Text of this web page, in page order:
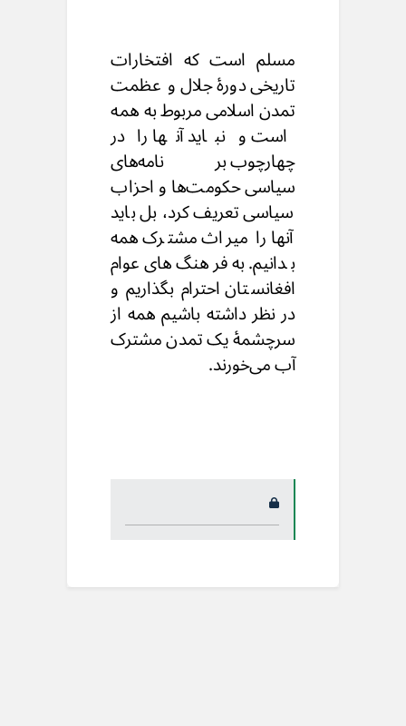
مسلم است که افتخارات
تاریخی دورهٔ جلال و عظمت
تمدن اسلامی مربوط به همه
است و نباید آنها را در
چهارچوب برنامه‌های
سیاسی حکومت‌ها و احزاب
سیاسی تعریف کرد، بل باید
آنها را میراث مشترک همه
بدانیم. به فرهنگ‌های عوام
افغانستان احترام بگذاریم و
در نظر داشته باشیم همه از
سرچشمهٔ یک تمدن مشترک
آب می‌‌خورند.